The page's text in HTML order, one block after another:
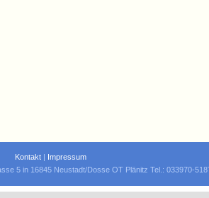
Kontakt|
Impressum
5 in 16845 Neustadt/Dosse OT Plänitz Tel.: 033970-